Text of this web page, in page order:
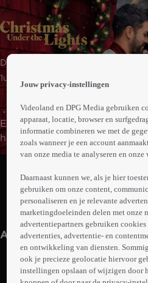
Drama
1uur21min
Emily keert met tegenzin terug
haar familie om op verzoek
te organiseren. Ze werkt
overleden moeder te eren.
Abonneren
info
Anderen kijken ook
Jouw privacy-instellingen
Videoland en DPG Media gebruiken
apparaat, locatie, browser en
informatie combineren we met de
zoals wanneer je een account
van onze media te analyseren en onze
Daarnaast kunnen we, als je hier
gebruiken om onze content,
personaliseren en je relevante
marketingdoeleinden delen met onze
advertentiepartners gebruiken
advertenties, advertentie- en
en ontwikkeling van diensten.
ook je precieze geolocatie hiervoor
instellingen opslaan of wijzigen door